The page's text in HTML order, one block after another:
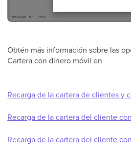
Obtén más información sobre las
Cartera con dinero móvil en
Recarga de la cartera de clientes y
Recarga de la cartera del cliente
Recarga de la cartera del cliente